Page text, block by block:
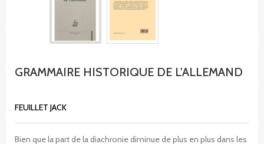
GRAMMAIRE HISTORIQUE DE L'ALLEMAND
FEUILLET JACK
Bien que la part de la diachronie diminue de plus en plus dans les